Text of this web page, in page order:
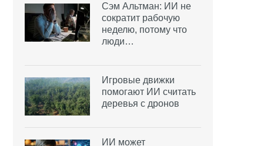
Сэм Альтман: ИИ не
сократит рабочую
неделю, потому что
люди…
Игровые движки
помогают ИИ считать
деревья с дронов
ИИ может